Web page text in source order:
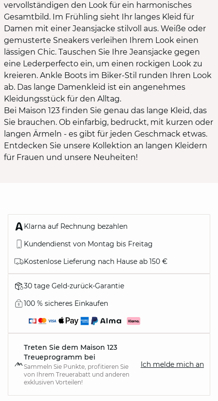
vervollständigen den Look für ein harmonisches
Gesamtbild. Im Frühling sieht Ihr langes Kleid für
Damen mit einer Jeansjacke stilvoll aus. Weiße oder
gemusterte Sneakers verleihen Ihrem Look einen
lässigen Chic. Tauschen Sie Ihre Jeansjacke gegen
eine Lederperfecto ein, um einen rockigen Look zu
kreieren. Ankle Boots im Biker-Stil runden Ihren Look
ab. Das lange Damenkleid ist ein angenehmes
Kleidungsstück für den Alltag.
Bei Maison 123 finden Sie genau das lange Kleid, das
Sie brauchen. Ob einfarbig, bedruckt, mit kurzen oder
langen Ärmeln - es gibt für jeden Geschmack etwas.
Entdecken Sie unsere Kollektion an langen Kleidern
für Frauen und unsere Neuheiten!
Klarna auf Rechnung bezahlen
Kundendienst von Montag bis Freitag
Kostenlose Lieferung nach Hause ab 150 €
30 tage Geld-zurück-Garantie
100 % sicheres Einkaufen
Treten Sie dem Maison 123
Treueprogramm bei
Sammeln Sie Punkte, profitieren Sie
von Ihrem Treuerabatt und anderen
exklusiven Vorteilen!
Ich melde mich an